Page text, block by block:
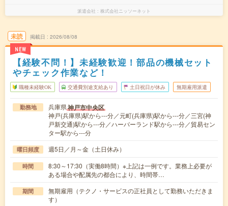
派遣会社 株式会社ニッソーネット
未読
NEW
掲載日 2026/08/08
【経験不問！】未経験歓迎！部品の機械セット
やチェック作業など！
職種未経験OK 交通費別途支給あり 土日祝日が休み 無期雇用派遣
勤務地 兵庫県神戸市中央区
神戸(兵庫県)駅から---分／元町(兵庫県)駅から---分／三宮(神
戸新交通)駅から---分／ハーバーランド駅から---分／貿易セン
ター駅から---分
曜日頻度 週5日／月～金（土日休み）
時間
8:30～17:30（実働8時間）※上記は一例です。業務上必要が
ある場合や配属先の都合により、時間帯…
期間
無期雇用（テクノ・サービスの正社員として勤務いただきま
す）